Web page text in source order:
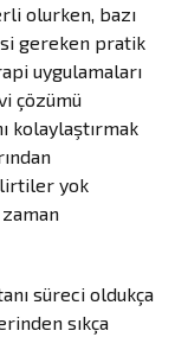
olurken, bazı
gereken pratik
uygulamaları
çözümü
kolaylaştırmak
yok
süreci oldukça
sıkça